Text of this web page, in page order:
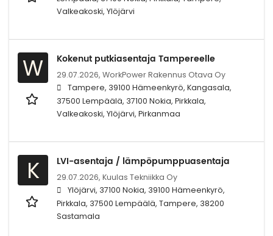
Valkeakoski, Ylöjärvi
W Kokenut putkiasentaja Tampereelle
29.07.2026, WorkPower Rakennus Otava Oy
Tampere, 39100 Hämeenkyrö, Kangasala,
37500 Lempäälä, 37100 Nokia, Pirkkala,
Valkeakoski, Ylöjärvi, Pirkanmaa
K LVI-asentaja / lämpöpumppuasentaja
29.07.2026, Kuulas Tekniikka Oy
Ylöjärvi, 37100 Nokia, 39100 Hämeenkyrö,
Pirkkala, 37500 Lempäälä, Tampere, 38200
Sastamala